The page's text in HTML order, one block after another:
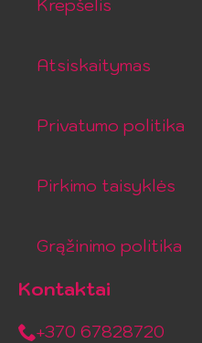
Krepšelis
Atsiskaitymas
Privatumo politika
Pirkimo taisyklės
Grąžinimo politika
Kontaktai
+370 67828720